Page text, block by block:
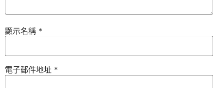
顯示名稱 *
電子郵件地址 *